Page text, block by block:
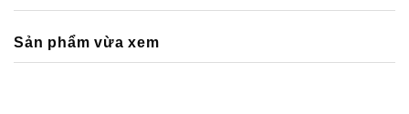
Sản phẩm vừa xem